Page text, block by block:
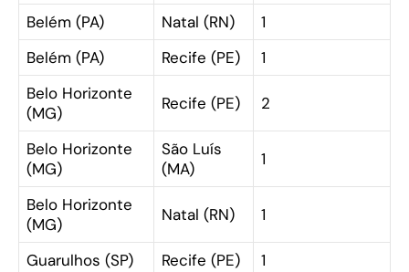
Belém (PA)
Natal (RN)
1
Belém (PA)
Recife (PE)
1
Belo Horizonte
(MG)
Recife (PE) 2
Belo Horizonte
(MG)
São Luís
(MA)
1
Belo Horizonte
(MG)
Natal (RN) 1
Guarulhos (SP) Recife (PE)
1